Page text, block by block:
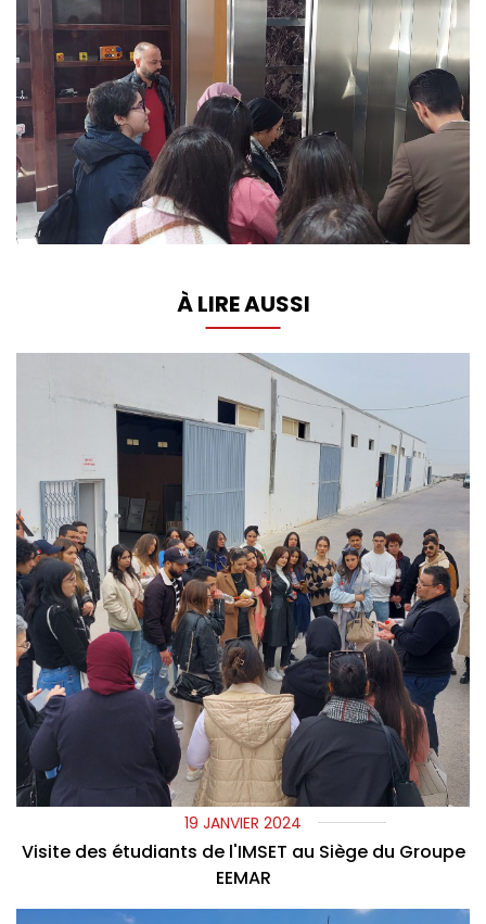
À LIRE AUSSI
19 JANVIER 2024
Visite des étudiants de l'IMSET au Siège du Groupe
EEMAR